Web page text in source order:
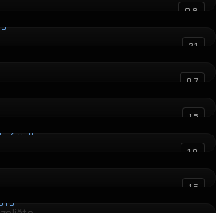
08
21
07
15
· 2016
10
15
Kazalište